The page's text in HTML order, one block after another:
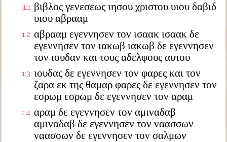
1:1 βιβλος γενεσεως ιησου χριστου υιου δαβιδ
υιου αβρααμ
1:2 αβρααμ εγεννησεν τον ισαακ ισαακ δε
εγεννησεν τον ιακωβ ιακωβ δε εγεννησεν
τον ιουδαν και τους αδελφους αυτου
1:3 ιουδας δε εγεννησεν τον φαρες και τον
ζαρα εκ της θαμαρ φαρες δε εγεννησεν τον
εσρωμ εσρωμ δε εγεννησεν τον αραμ
1:4 αραμ δε εγεννησεν τον αμιναδαβ
αμιναδαβ δε εγεννησεν τον ναασσων
ναασσων δε εγεννησεν τον σαλμων